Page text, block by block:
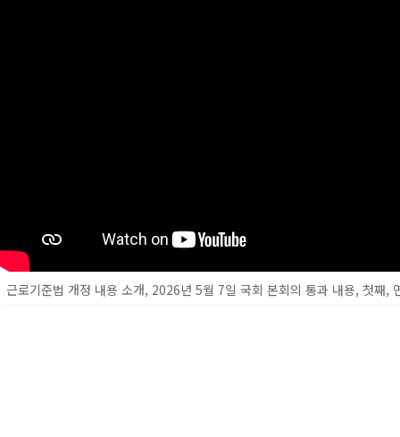
근로기준법 개정 내용 소개, 2026년 5월 7일 국회 본회의 통과 내용, 첫째,